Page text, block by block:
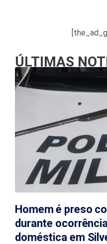
ÚLTIMAS
Homem é preso
durante
doméstica em